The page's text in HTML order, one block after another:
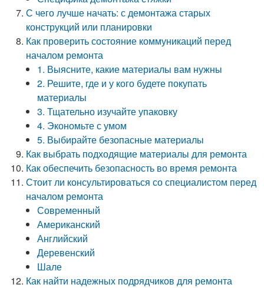
С чего лучше начать: с демонтажа старых
конструкций или планировки
Как проверить состояние коммуникаций перед
началом ремонта
1. Выясните, какие материалы вам нужны
2. Решите, где и у кого будете покупать
материалы
3. Тщательно изучайте упаковку
4. Экономьте с умом
5. Выбирайте безопасные материалы
Как выбрать подходящие материалы для ремонта
Как обеспечить безопасность во время ремонта
Стоит ли консультироваться со специалистом перед
началом ремонта
Современный
Американский
Английский
Деревенский
Шале
Как найти надежных подрядчиков для ремонта